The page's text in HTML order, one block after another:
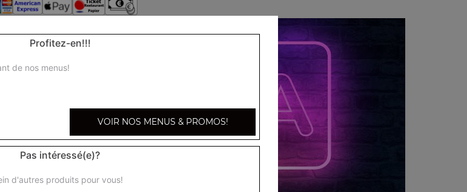
Profitez-en!!!
de nos menus!
VOIR NOS MENUS & PROMOS!
Pas intéressé(e)?
d'autres produits pour vous!